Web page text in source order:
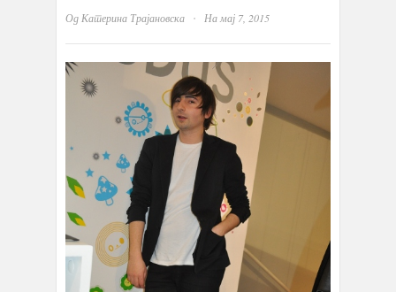
Од Катерина Трајановска · На мај 7, 2015